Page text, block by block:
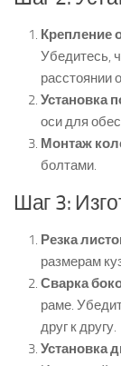
Крепление
Убедитесь,
расстоянии
Установка
оси для
Монтаж
болтами.
Шаг 3:
Резка
размерам
Сварка
раме.
друг к другу.
Установка